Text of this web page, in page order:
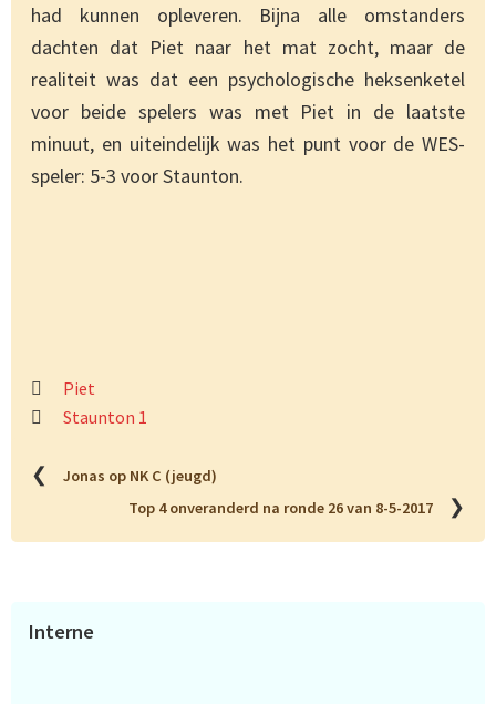
had kunnen opleveren. Bijna alle omstanders
dachten dat Piet naar het mat zocht, maar de
realiteit was dat een psychologische heksenketel
voor beide spelers was met Piet in de laatste
minuut, en uiteindelijk was het punt voor de WES-
speler: 5-3 voor Staunton.
Piet
Staunton 1
❮
Jonas op NK C (jeugd)
Top 4 onveranderd na ronde 26 van 8-5-2017
❯
Primaire
Interne